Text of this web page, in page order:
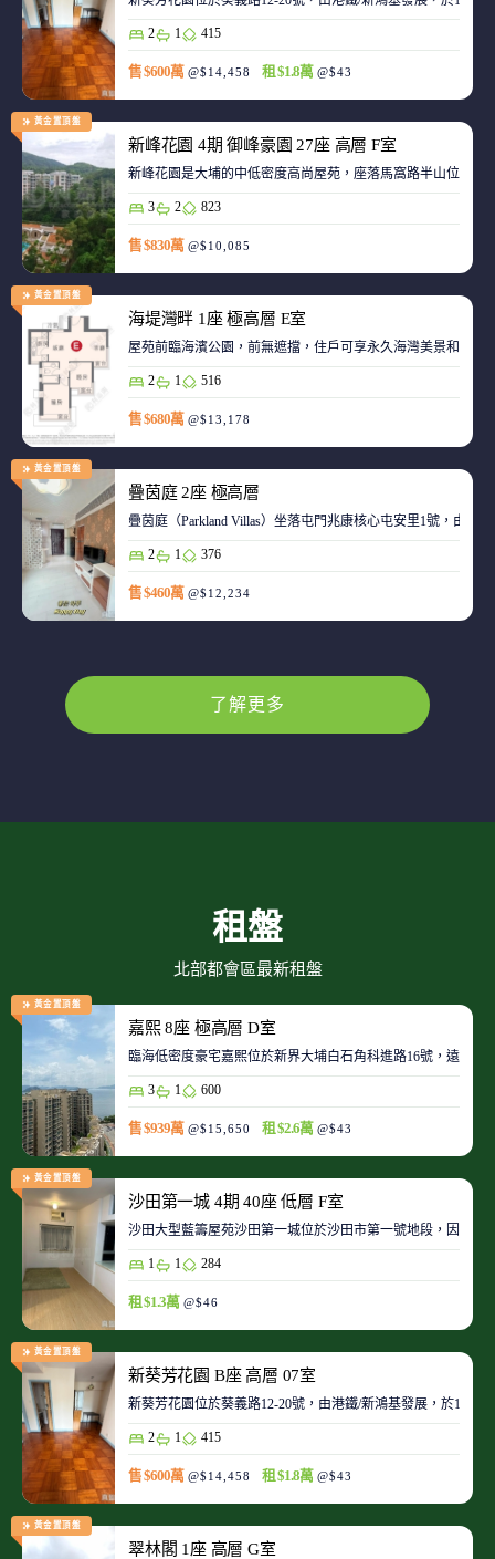
2 1 415
售 $600萬 @$14,458 租 $1.8萬 @$43
黃金置頂盤
新峰花園 4期 御峰豪園 27座 高層 F室
新峰花園是大埔的中低密度高尚屋苑，座落馬窩路半山位置
3 2 823
售 $830萬 @$10,085
黃金置頂盤
海堤灣畔 1座 極高層 E室
屋苑前臨海濱公園，前無遮擋，住戶可享永久海灣美景和赤
2 1 516
售 $680萬 @$13,178
黃金置頂盤
疊茵庭 2座 極高層
疊茵庭（Parkland Villas）坐落屯門兆康核心屯安里1號，由
2 1 376
售 $460萬 @$12,234
了解更多
租盤
北部都會區最新租盤
黃金置頂盤
嘉熙 8座 極高層 D室
臨海低密度豪宅嘉熙位於新界大埔白石角科進路16號，遠離
3 1 600
售 $939萬 @$15,650 租 $2.6萬 @$43
黃金置頂盤
沙田第一城 4期 40座 低層 F室
沙田大型藍籌屋苑沙田第一城位於沙田市第一號地段，因此
1 1 284
租 $1.3萬 @$46
黃金置頂盤
新葵芳花園 B座 高層 07室
新葵芳花園位於葵義路12-20號，由港鐵/新鴻基發展，於
2 1 415
售 $600萬 @$14,458 租 $1.8萬 @$43
黃金置頂盤
翠林閣 1座 高層 G室